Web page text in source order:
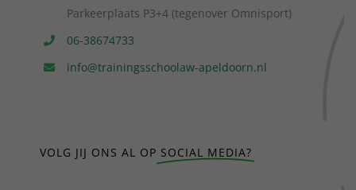
Parkeerplaats P3+4 (tegenover Omnisport)
06-38674733
info@trainingsschoolaw-apeldoorn.nl
VOLG JIJ ONS AL OP SOCIAL MEDIA?